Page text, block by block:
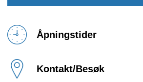
Åpningstider
Kontakt/Besøk